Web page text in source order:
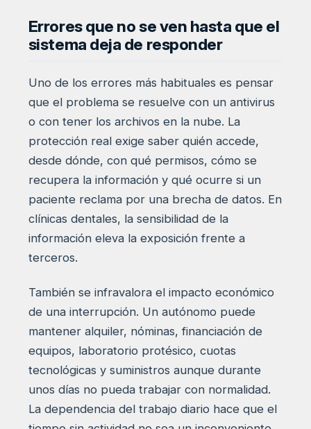
Errores que no se ven hasta que el
sistema deja de responder
Uno de los errores más habituales es pensar
que el problema se resuelve con un antivirus
o con tener los archivos en la nube. La
protección real exige saber quién accede,
desde dónde, con qué permisos, cómo se
recupera la información y qué ocurre si un
paciente reclama por una brecha de datos. En
clínicas dentales, la sensibilidad de la
información eleva la exposición frente a
terceros.
También se infravalora el impacto económico
de una interrupción. Un autónomo puede
mantener alquiler, nóminas, financiación de
equipos, laboratorio protésico, cuotas
tecnológicas y suministros aunque durante
unos días no pueda trabajar con normalidad.
La dependencia del trabajo diario hace que el